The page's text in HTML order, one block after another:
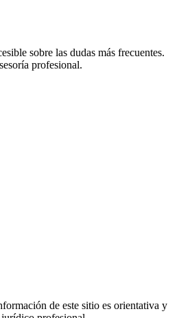
sobre las dudas más frecuentes.
profesional.
de este sitio es orientativa y